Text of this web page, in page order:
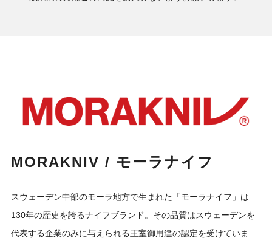
MORAKNIV / モーラナイフ
スウェーデン中部のモーラ地方で生まれた「モーラナイフ」は
130年の歴史を誇るナイフブランド。その品質はスウェーデンを
代表する企業のみに与えられる王室御用達の認定を受けていま